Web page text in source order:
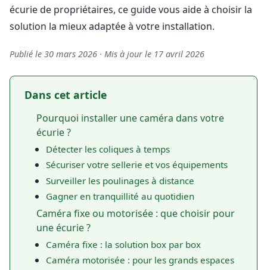
écurie de propriétaires, ce guide vous aide à choisir la
solution la mieux adaptée à votre installation.
Publié le 30 mars 2026 · Mis à jour le 17 avril 2026
Dans cet article
Pourquoi installer une caméra dans votre
écurie ?
Détecter les coliques à temps
Sécuriser votre sellerie et vos équipements
Surveiller les poulinages à distance
Gagner en tranquillité au quotidien
Caméra fixe ou motorisée : que choisir pour
une écurie ?
Caméra fixe : la solution box par box
Caméra motorisée : pour les grands espaces